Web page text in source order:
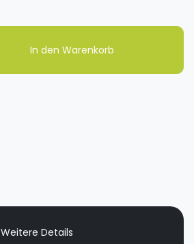
In den Warenkorb
Weitere Details